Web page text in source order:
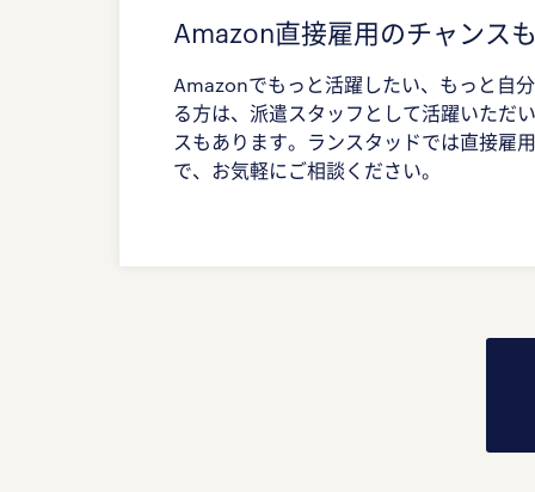
Amazon直接雇用のチャンス
Amazonでもっと活躍したい、もっと自
る方は、派遣スタッフとして活躍いただ
スもあります。ランスタッドでは直接雇
で、お気軽にご相談ください。